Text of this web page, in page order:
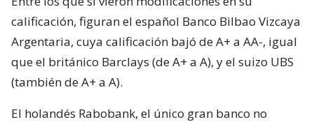
calificación, figuran el español Banco Bilbao Vizcaya
Argentaria, cuya calificación bajó de A+ a AA-, igual
que el británico Barclays (de A+ a A), y el suizo UBS
(también de A+ a A).
El holandés Rabobank, el único gran banco no